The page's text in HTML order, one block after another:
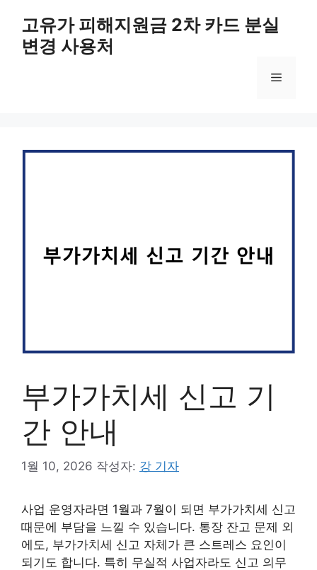
고유가 피해지원금 2차 카드 분실
변경 사용처
메
부가가치세 신고 기
간 안내
1월 10, 2026 작성자: 강 기자
사업 운영자라면 1월과 7월이 되면 부가가치세 신고
때문에 부담을 느낄 수 있습니다. 통장 잔고 문제 외
에도, 부가가치세 신고 자체가 큰 스트레스 요인이
되기도 합니다. 특히 무실적 사업자라도 신고 의무